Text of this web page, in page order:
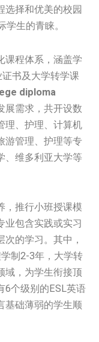
选择和优美的校园
生的青睐。
课程体系，涵盖学
书及大学转学课
diploma
展需求，共开设数
理、护理、计算机
游管理、护理等专
、维多利亚大学等
，推行小班授课模
业包含实践或实习
的学习。其中，
制2-3年，大学转
域，为学生衔接顶
6个级别的ESL英语
基础薄弱的学生顺